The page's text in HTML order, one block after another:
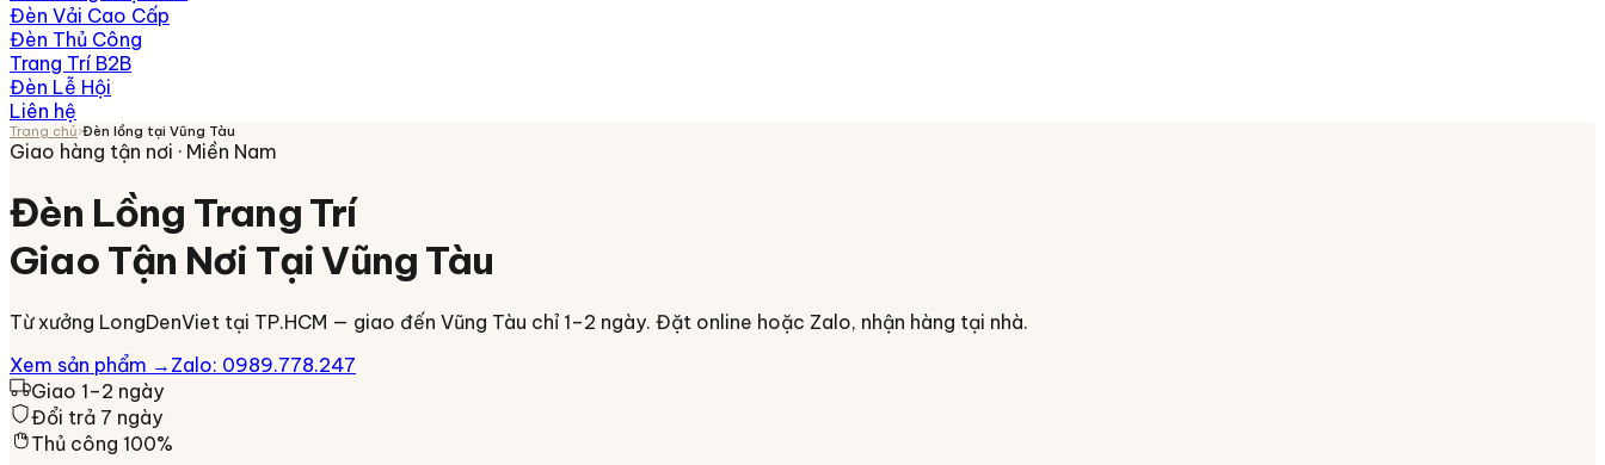
Đèn Vải Cao Cấp
Đèn Thủ Công
Trang Trí B2B
Đèn Lễ Hội
Liên hệ
Trang chủ›Đèn lồng tại Vũng Tàu
Giao hàng tận nơi · Miền Nam
Đèn Lồng Trang Trí
Giao Tận Nơi TạiVũng Tàu
Từ xưởng LongDenViet tại TP.HCM — giao đến Vũng Tàu chỉ 1–2 ngày. Đặt online hoặc Zalo, nhận hàng tại nhà.
Xem sản phẩm → Zalo: 0989.778.247
Giao 1–2 ngày
Đổi trả 7 ngày
Thủ công 100%